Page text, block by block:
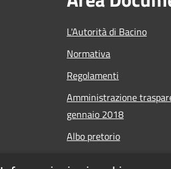
L'Autorità di Bacino
Normativa
Regolamenti
Amministrazione
gennaio 2018
Albo pretorio